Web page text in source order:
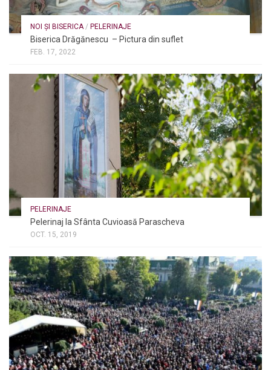
NOI ȘI BISERICA / PELERINAJE
Biserica Drăgănescu – Pictura din suflet
FEB. 17, 2022
PELERINAJE
Pelerinaj la Sfânta Cuvioasă Parascheva
OCT. 15, 2019